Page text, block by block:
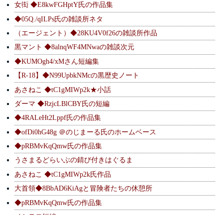
女衒 ◆E8kwFGHptY氏の作品集
◆05Q./qILPs氏の雑談所ネタ
（エージェント）◆28KU4V0f26の雑談所作品
黒マント ◆8alnqWF4MNwaの雑談次元
◆KUMOgh4/xMさん短編集
【R-18】◆N99UpbkNMcの黒歴史ノート
あさねこ ◆tC1gMIWp2k★小話
ダーマ ◆RzjcLBlCBY氏の短編
◆4RALeHt2Lppf氏の作品集
◆ofDi0hG48g ＠のじまーる氏のホームベース
◆pRBMvKqQmw氏の作品集
うさまるどらいぶの錆び付きはぐるま
あさねこ ◆tC1gMIWp2k氏作品
大首領◆8BbAD6KiAgと冒険者たちの休憩所
◆pRBMvKqQmw氏の作品集